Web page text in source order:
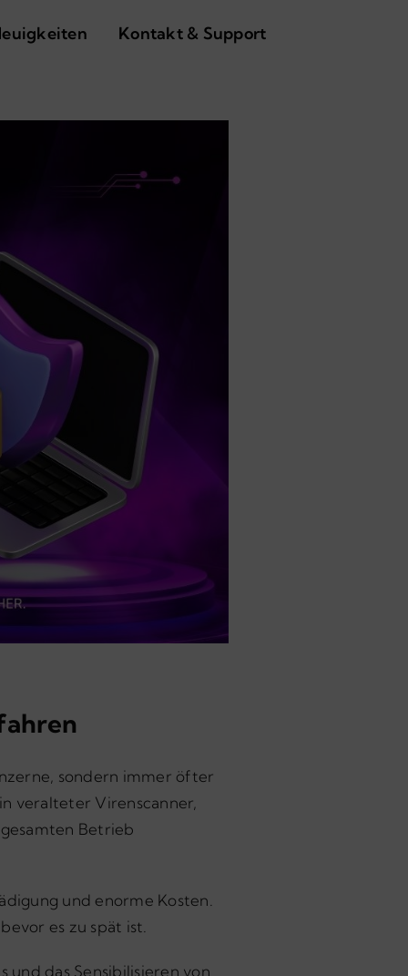
Kontakt & Support
sondern immer öfter
veralteter Virenscanner,
Betrieb
und enorme Kosten.
es zu spät ist.
das Sensibilisieren von